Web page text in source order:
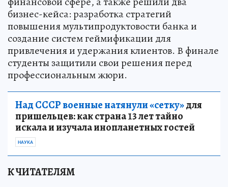
бизнес-кейса: разработка стратегий
повышения мультипродуктовости банка и
создание систем геймификации для
привлечения и удержания клиентов. В финале
студенты защитили свои решения перед
профессиональным жюри.
Над СССР военные натянули «сетку»для
пришельцев: как страна 13 лет тайно
искала и изучала инопланетных гостей
НАУКА
К ЧИТАТЕЛЯМ